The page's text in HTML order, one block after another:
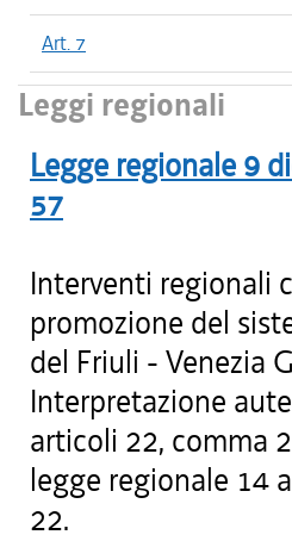
Art. 7
Leggi regionali
Legge regionale 9
57
Interventi regionali
promozione del
del Friuli - Venezia
Interpretazione
articoli 22, comma
legge regionale 14
22.